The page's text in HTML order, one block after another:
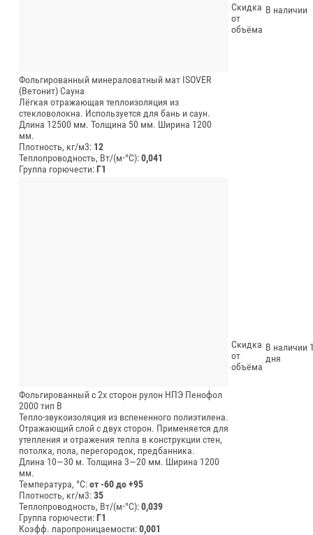
Фольгированный минераловатный мат ISOVER
(Ветонит) Сауна
Лёгкая отражающая теплоизоляция из
стекловолокна. Используется для бань и саун.
Длина 12500 мм. Толщина 50 мм. Ширина 1200
мм.
Плотность, кг/м3: 12
Теплопроводность, Вт/(м⋅°С):0,041
Группа горючести:Г1
Скидка
от
объёма
В наличии
Фольгированный с 2х сторон рулон НПЭ Пенофол
2000 тип В
Тепло-звукоизоляция из вспененного полиэтилена.
Отражающий слой с двух сторон. Применяется для
утепления и отражения тепла в конструкции стен,
потолка, пола, перегородок, предбанника.
Длина 10—30 м. Толщина 3—20 мм. Ширина 1200
мм.
Температура, °C:от -60 до +95
Плотность, кг/м3:35
Теплопроводность, Вт/(м⋅°С):0,039
Группа горючести:Г1
Коэфф. паропроницаемости:0,001
Скидка
от
объёма
В наличии
дня